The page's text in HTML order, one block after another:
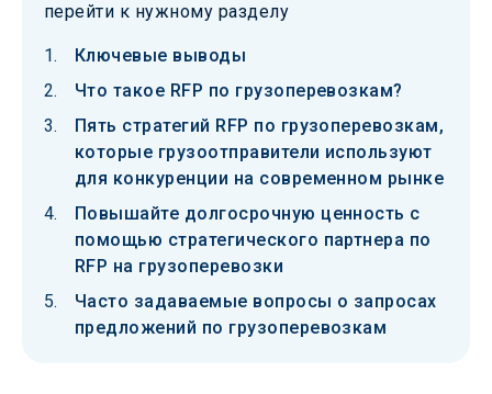
перейти к нужному разделу
Ключевые выводы
Что такое RFP по грузоперевозкам?
Пять стратегий RFP по грузоперевозкам,
которые грузоотправители используют
для конкуренции на современном рынке
Повышайте долгосрочную ценность с
помощью стратегического партнера по
RFP на грузоперевозки
Часто задаваемые вопросы о запросах
предложений по грузоперевозкам